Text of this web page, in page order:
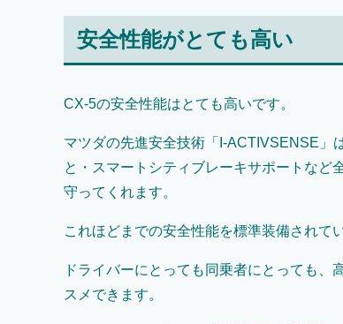
安全性能がとても高い
CX-5の安全性能はとても高いです。
マツダの先進安全技術「I-ACTIVSENSE」
と・スマートシティブレーキサポートなど
守ってくれます。
これほどまでの安全性能を標準装備されて
ドライバーにとっても同乗者にとっても
スメできます。